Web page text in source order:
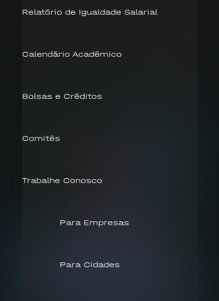
Relatório de Igualdade Salarial
Calendário Acadêmico
Bolsas e Créditos
Comitês
Trabalhe Conosco
Para Empresas
Para Cidades